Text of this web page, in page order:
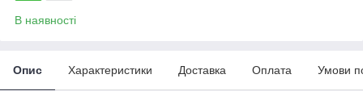
В наявності
Опис Характеристики Доставка Оплата Умови